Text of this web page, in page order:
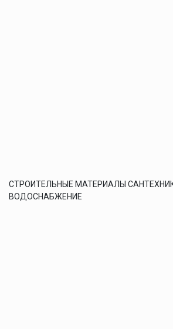
СТРОИТЕЛЬНЫЕ МАТЕРИАЛЫ
ВОДОСНАБЖЕНИЕ